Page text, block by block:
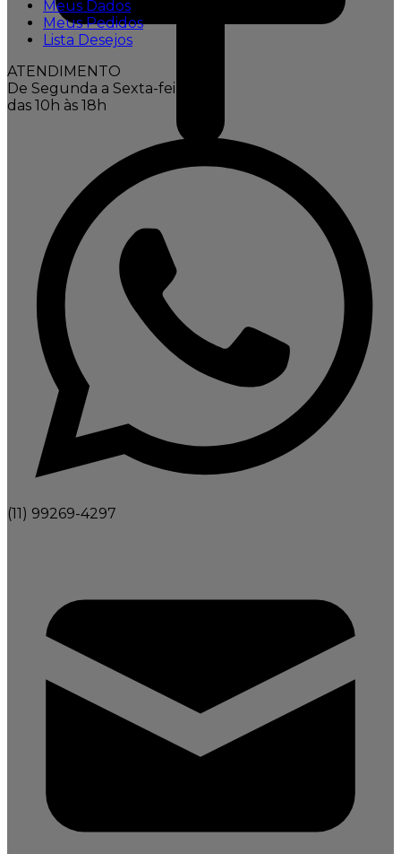
Meus Dados
Meus Pedidos
Lista Desejos
ATENDIMENTO
De Segunda a Sexta-feira,
das 10h às 18h
(11) 99269-4297